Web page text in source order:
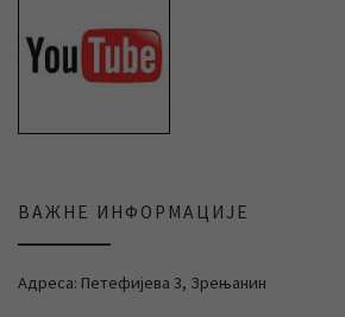
ВАЖНЕ ИНФОРМАЦИЈЕ
Адреса: Петефијева 3, Зрењанин